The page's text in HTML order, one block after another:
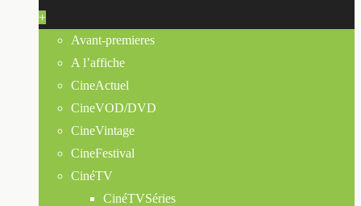
+
Avant-premieres
A l’affiche
CineActuel
CineVOD/DVD
CineVintage
CineFestival
CinéTV
CinéTVSéries